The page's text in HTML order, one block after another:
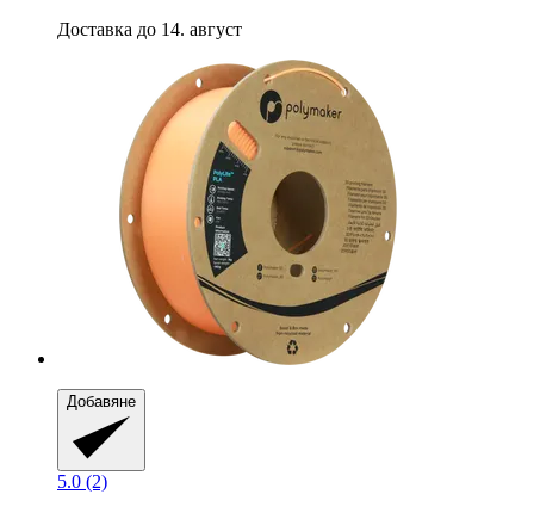
Доставка до 14. август
Добавяне
5.0 (2)